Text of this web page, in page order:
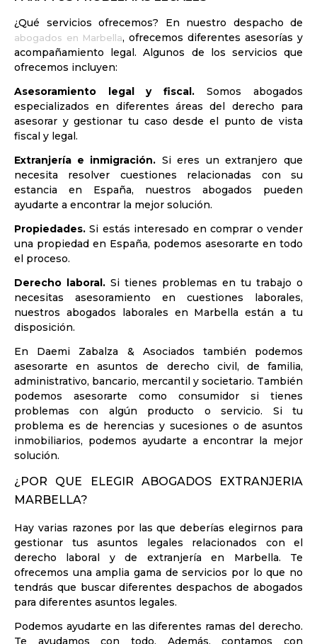
¿Qué servicios ofrecemos? En nuestro despacho de
abogados en Marbella, ofrecemos diferentes asesorías y
acompañamiento legal. Algunos de los servicios que
ofrecemos incluyen:
Asesoramiento legal y fiscal. Somos abogados
especializados en diferentes áreas del derecho para
asesorar y gestionar tu caso desde el punto de vista
fiscal y legal.
Extranjería e inmigración. Si eres un extranjero que
necesita resolver cuestiones relacionadas con su
estancia en España, nuestros abogados pueden
ayudarte a encontrar la mejor solución.
Propiedades. Si estás interesado en comprar o vender
una propiedad en España, podemos asesorarte en todo
el proceso.
Derecho laboral. Si tienes problemas en tu trabajo o
necesitas asesoramiento en cuestiones laborales,
nuestros abogados laborales en Marbella están a tu
disposición.
En Daemi Zabalza & Asociados también podemos
asesorarte en asuntos de derecho civil, de familia,
administrativo, bancario, mercantil y societario. También
podemos asesorarte como consumidor si tienes
problemas con algún producto o servicio. Si tu
problema es de herencias y sucesiones o de asuntos
inmobiliarios, podemos ayudarte a encontrar la mejor
solución.
¿POR QUE ELEGIR ABOGADOS EXTRANJERIA
MARBELLA?
Hay varias razones por las que deberías elegirnos para
gestionar tus asuntos legales relacionados con el
derecho laboral y de extranjería en Marbella. Te
ofrecemos una amplia gama de servicios por lo que no
tendrás que buscar diferentes despachos de abogados
para diferentes asuntos legales.
Podemos ayudarte en las diferentes ramas del derecho.
Te ayudamos con todo. Además, contamos con